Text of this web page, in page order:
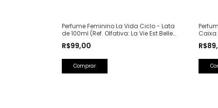
Perfume Feminino La Vida Ciclo - Lata
de 100ml (Ref. Olfativa: La Vie Est Belle
R$99,00
Caixa